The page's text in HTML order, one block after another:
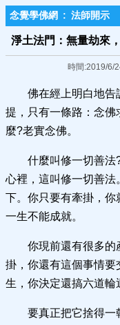
念覺學佛網 : 法師開示
淨土法門：無量劫來
時間:2019/6/
佛在經上明白地告
提，只有一條路：念
麼?老實念佛。
什麼叫修一切善法
心裡，這叫修一切善
下。你只要有牽掛，
一生不能成就。
你現前還有很多的
掛，你還有這個事情
生，你決定還搞六道輪
要真正把它捨得一